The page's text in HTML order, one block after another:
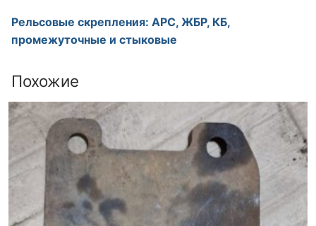
Рельсовые скрепления: АРС, ЖБР, КБ,
промежуточные и стыковые
Похожие